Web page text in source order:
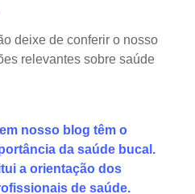
deixe de conferir o nosso
relevantes sobre saúde
nosso blog têm o
da saúde bucal.
a orientação dos
de saúde.